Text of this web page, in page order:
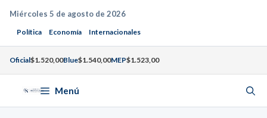
Saltar
contenido
Miércoles 5 de agosto de 2026
Política Economía Internacionales
Oficial$1.520,00Blue$1.540,00MEP$1.523,00
Menú